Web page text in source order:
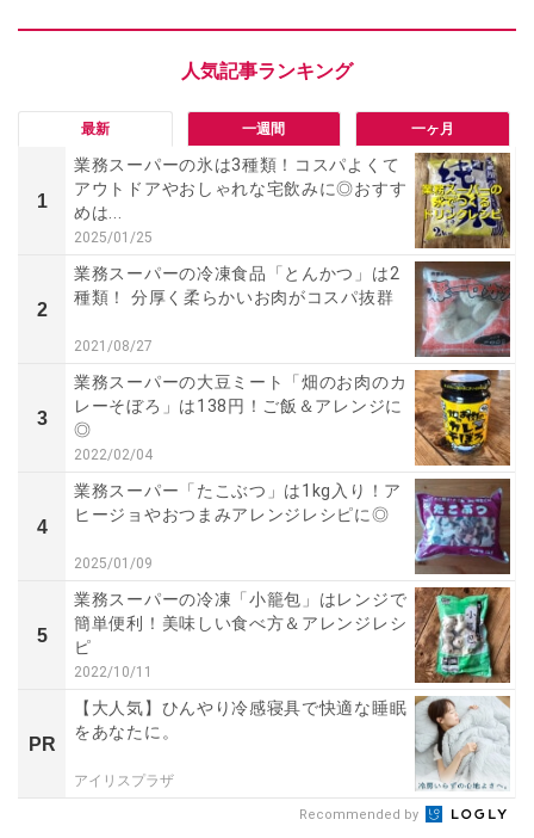
最新 一週間 一ヶ月
1
業務スーパーの氷は3種類！コスパよくて
アウトドアやおしゃれな宅飲みに◎おすす
めは...
2025/01/25
2
業務スーパーの冷凍食品「とんかつ」は2
種類！ 分厚く柔らかいお肉がコスパ抜群
2021/08/27
3
業務スーパーの大豆ミート「畑のお肉のカ
レーそぼろ」は138円！ご飯＆アレンジに
◎
2022/02/04
4
業務スーパー「たこぶつ」は1kg入り！ア
ヒージョやおつまみアレンジレシピに◎
2025/01/09
5
業務スーパーの冷凍「小籠包」はレンジで
簡単便利！美味しい食べ方＆アレンジレシ
ピ
2022/10/11
PR
【大人気】ひんやり冷感寝具で快適な睡眠
をあなたに。
アイリスプラザ
Recommended by